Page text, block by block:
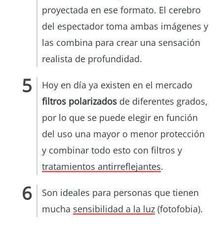
proyectada en ese formato. El cerebro
del espectador toma ambas imágenes y
las combina para crear una sensación
realista de profundidad.
Hoy en día ya existen en el mercado
filtros polarizados de diferentes grados,
por lo que se puede elegir en función
del uso una mayor o menor protección
y combinar todo esto con filtros y
tratamientos antirreflejantes.
Son ideales para personas que tienen
mucha sensibilidad a la luz (fotofobia).